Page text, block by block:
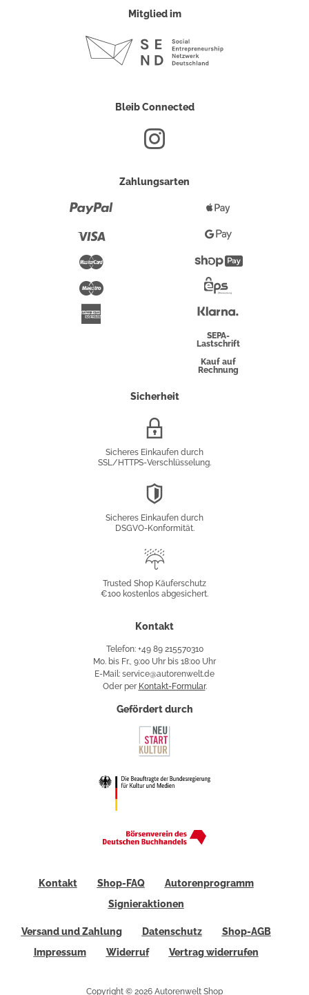
Mitglied im
Bleib Connected
Zahlungsarten
Maestro
Pay
Google
Pay
Überweisung
SEPA-
Lastschrift
Kauf auf
Rechnung
Sicherheit
Sicheres Einkaufen durch
SSL/HTTPS-Verschlüsselung.
Sicheres Einkaufen durch
DSGVO-Konformität.
Käuferschutz
Trusted Shop Käuferschutz
€100 kostenlos abgesichert.
Kontakt
Telefon: +49 89 215570310
Mo. bis Fr., 9:00 Uhr bis 18:00 Uhr
E-Mail: service@autorenwelt.de
Oder per Kontakt-Formular.
Gefördert durch
Kontakt Shop-FAQ
Autorenprogramm
Signieraktionen
Versand und Zahlung Datenschutz
Shop-AGB
Impressum
Widerruf Vertrag widerrufen
Copyright © 2026 Autorenwelt Shop